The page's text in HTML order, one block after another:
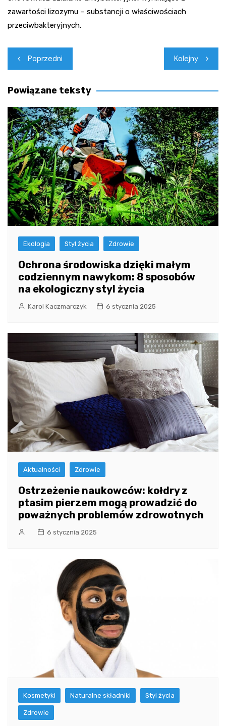
zawartości lizozymu – substancji o właściwościach
przeciwbakteryjnych.
Nawigacja
wpisu
Poprzedni Kolejny
Powiązane teksty
Ekologia Styl życia Zdrowie
Ochrona środowiska dzięki małym
codziennym nawykom: 8 sposobów
na ekologiczny styl życia
Karol Kaczmarczyk 6 stycznia 2025
Aktualności Zdrowie
Ostrzeżenie naukowców: kołdry z
ptasim pierzem mogą prowadzić do
poważnych problemów zdrowotnych
6 stycznia 2025
Kosmetyki Naturalne składniki Styl życia
Zdrowie